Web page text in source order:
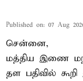
Published on: 07 Aug
சென்னை,
மத்திய இணை
தள பதிவில் கூறி